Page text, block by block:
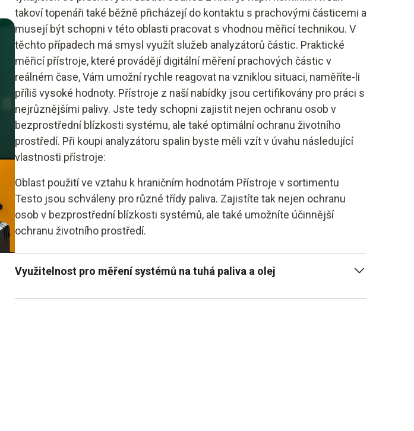
takoví topenáři také běžně přicházejí do kontaktu s prachovými částicemi a
musejí být schopni v této oblasti pracovat s vhodnou měřicí technikou. V
těchto případech má smysl využít služeb analyzátorů částic. Praktické
měřicí přístroje, které provádějí digitální měření prachových částic v
reálném čase, Vám umožní rychle reagovat na vzniklou situaci, naměříte-li
příliš vysoké hodnoty. Přístroje z naší nabídky jsou certifikovány pro práci s
nejrůznějšími palivy. Jste tedy schopni zajistit nejen ochranu osob v
bezprostřední blízkosti systému, ale také optimální ochranu životního
prostředí. Při koupi analyzátoru spalin byste měli vzít v úvahu následující
vlastnosti přístroje:
Oblast použití ve vztahu k hraničním hodnotám Přístroje v sortimentu
Testo jsou schváleny pro různé třídy paliva. Zajistíte tak nejen ochranu
osob v bezprostřední blízkosti systémů, ale také umožníte účinnější
ochranu životního prostředí.
Využitelnost pro měření systémů na tuhá paliva a olej